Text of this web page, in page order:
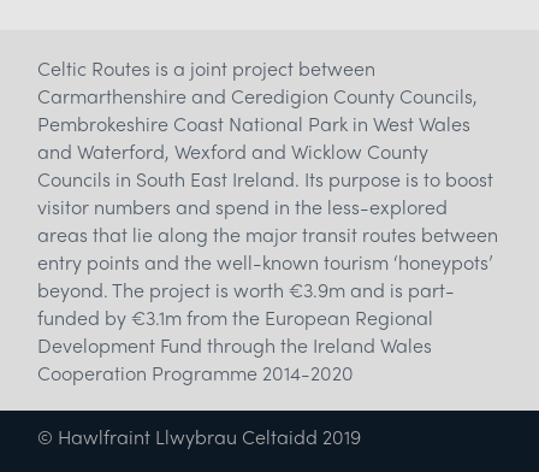
Celtic Routes is a joint project between
Carmarthenshire and Ceredigion County Councils,
Pembrokeshire Coast National Park in West Wales
and Waterford, Wexford and Wicklow County
Councils in South East Ireland. Its purpose is to boost
visitor numbers and spend in the less-explored
areas that lie along the major transit routes between
entry points and the well-known tourism ‘honeypots’
beyond. The project is worth €3.9m and is part-
funded by €3.1m from the European Regional
Development Fund through the Ireland Wales
Cooperation Programme 2014-2020
© Hawlfraint Llwybrau Celtaidd 2019